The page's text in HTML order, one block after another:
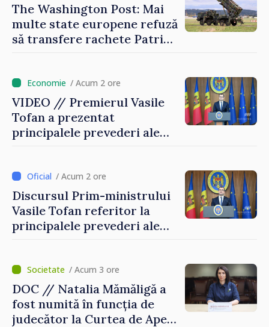
The Washington Post: Mai
multe state europene refuză
să transfere rachete Patriot
/ Acum 2 ore
VIDEO // Premierul Vasile
Tofan a prezentat
principalele prevederi ale
/ Acum 2 ore
Discursul Prim-ministrului
Vasile Tofan referitor la
principalele prevederi ale
/ Acum 3 ore
DOC // Natalia Mămăligă a
fost numită în funcția de
judecător la Curtea de Apel